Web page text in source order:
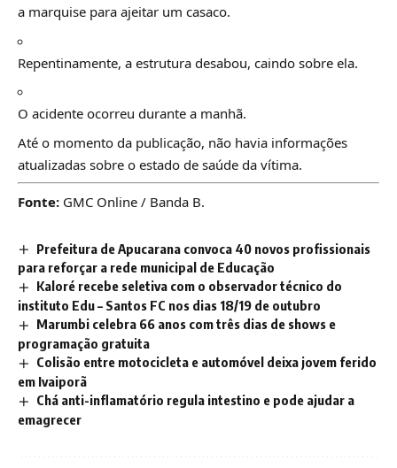
a marquise para ajeitar um casaco.
Repentinamente, a estrutura desabou, caindo sobre ela.
O acidente ocorreu durante a manhã.
Até o momento da publicação, não havia informações
atualizadas sobre o estado de saúde da vítima.
Fonte: GMC Online / Banda B.
Prefeitura de Apucarana convoca 40 novos profissionais
para reforçar a rede municipal de Educação
Kaloré recebe seletiva com o observador técnico do
instituto Edu – Santos FC nos dias 18/19 de outubro
Marumbi celebra 66 anos com três dias de shows e
programação gratuita
Colisão entre motocicleta e automóvel deixa jovem ferido
em Ivaiporã
Chá anti-inflamatório regula intestino e pode ajudar a
emagrecer